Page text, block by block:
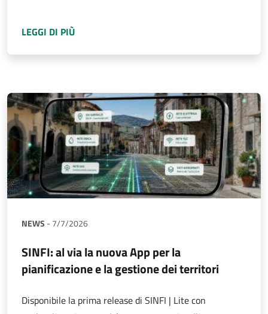
LEGGI DI PIÙ
NEWS - 7/7/2026
SINFI: al via la nuova App per la
pianificazione e la gestione dei territori
Disponibile la prima release di SINFI | Lite con